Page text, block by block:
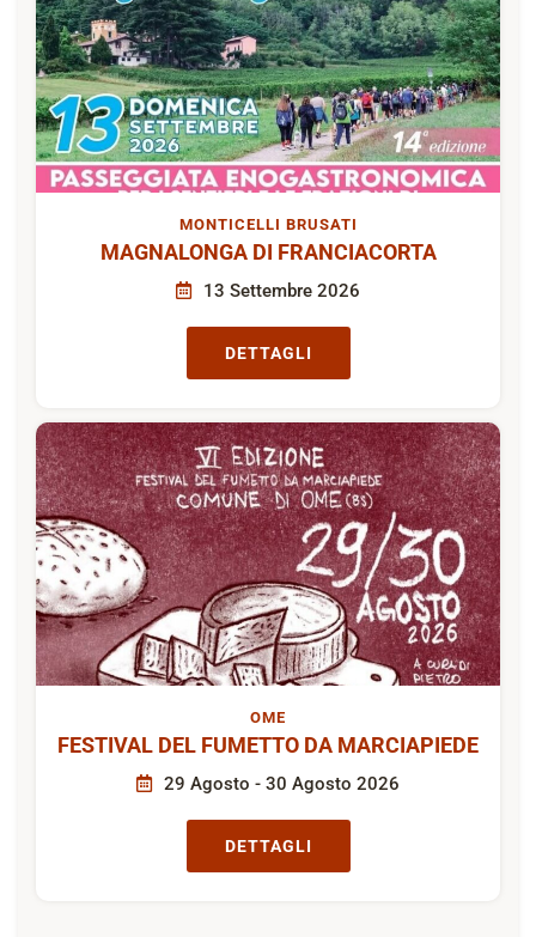
MONTICELLI BRUSATI
MAGNALONGA DI FRANCIACORTA
13 Settembre 2026
DETTAGLI
OME
FESTIVAL DEL FUMETTO DA MARCIAPIEDE
29 Agosto - 30 Agosto 2026
DETTAGLI